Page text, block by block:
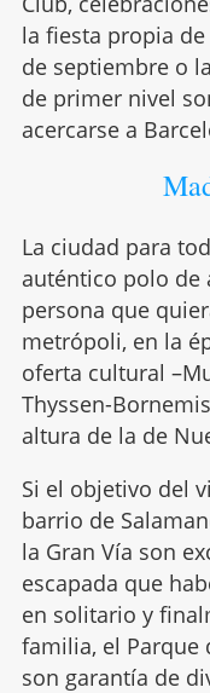
la fiesta propia
de septiembre o
de primer nivel
acercarse a
La ciudad para
auténtico polo de
persona que
metrópoli, en la
oferta cultural
Thyssen-
altura de la de
Si el objetivo del
barrio de
la Gran Vía son
escapada que
en solitario y
familia, el Parque
son garantía de